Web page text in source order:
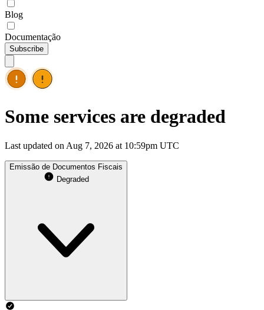
Blog
Documentação
Subscribe
Some services are degraded
Last updated on Aug 7, 2026 at 10:59pm UTC
Emissão de Documentos Fiscais
Degraded